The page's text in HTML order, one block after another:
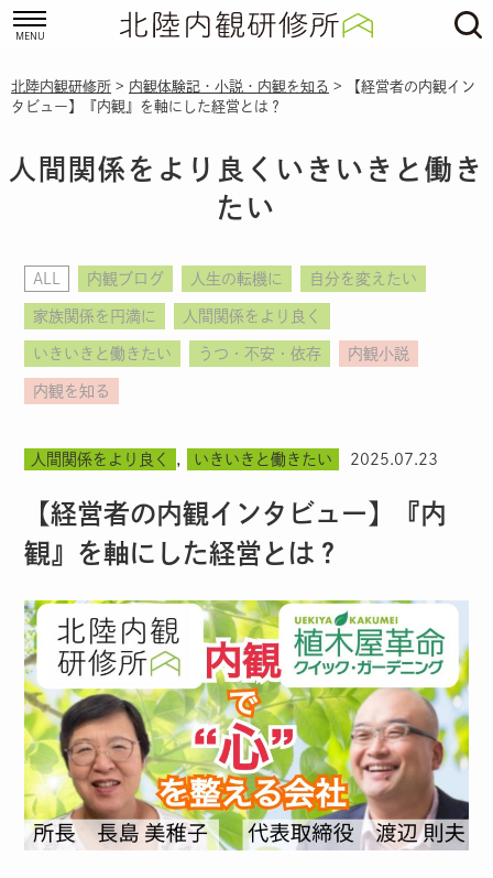
北陸内観研修所 > 内観体験記・小説・内観を知る >
【経営者の内観イン
タビュー】『内観』を軸にした経営とは？
人間関係をより良くいきいきと働き
たい
ALL 内観ブログ 人生の転機に 自分を変えたい
家族関係を円満に 人間関係をより良く
いきいきと働きたい うつ・不安・依存 内観小説
内観を知る
人間関係をより良く いきいきと働きたい 2025.07.23
【経営者の内観インタビュー】『内
観』を軸にした経営とは？